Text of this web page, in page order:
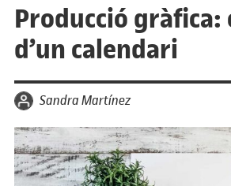
Producció gràfica:
d’un calendari
per Sandra Martínez